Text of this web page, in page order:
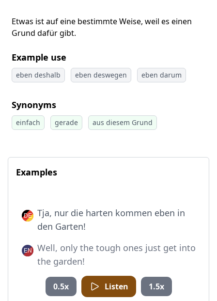
Etwas ist auf eine bestimmte Weise, weil es einen
Grund dafür gibt.
Example use
eben deshalb eben deswegen eben darum
Synonyms
einfach gerade aus diesem Grund
Examples
Tja, nur die harten kommen eben in
den Garten!
Well, only the tough ones just get into
the garden!
0.5x Listen 1.5x